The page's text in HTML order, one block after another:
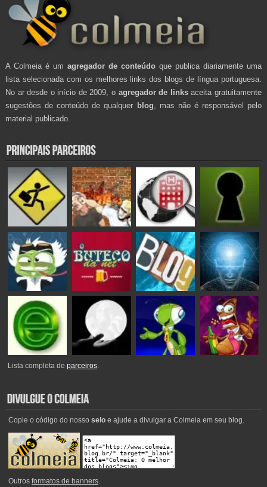
A Colmeia é um agregador de conteúdo que publica diariamente uma
lista selecionada com os melhores links dos blogs de língua portuguesa.
No ar desde o início de 2009, o agregador de linksaceita gratuitamente
sugestões de conteúdo de qualquer blog , mas não é responsável pelo
material publicado.
Lista completa deparceiros.
Copie o código do nosso seloe ajude a divulgar a Colmeia em seu blog.
Outros formatos de banners.